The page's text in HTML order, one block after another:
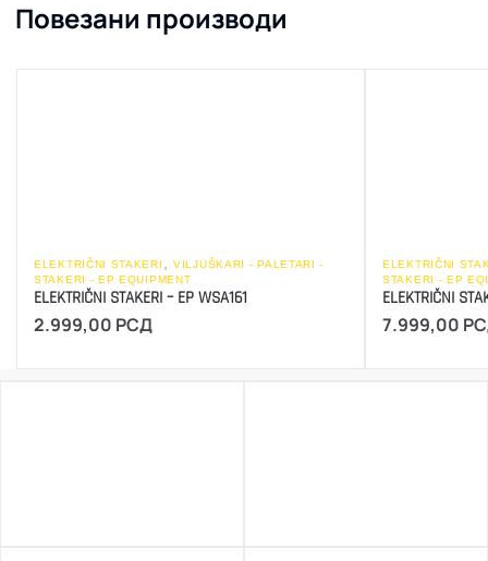
Повезани производи
ELEKTRIČNI STAKERI ,VILJUŠKARI - PALETARI -
STAKERI - EP EQUIPMENT
ELEKTRIČNI STAKERI – EP WSA161
2.999,00 РСД
ELEKTRIČNI
STAKERI - EP
ELEKTRIČNI
7.999,00